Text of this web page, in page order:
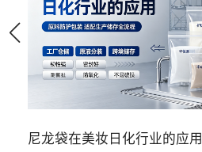
尼龙袋在美妆日化行业的应用